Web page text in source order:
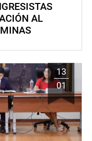
AL
13
01